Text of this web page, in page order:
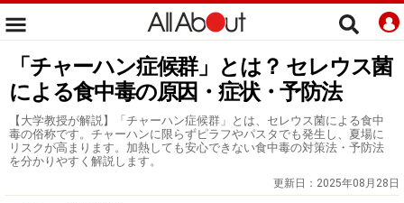
「チャーハン症候群」とは？ セレウス菌
による食中毒の原因・症状・予防法
【大学教授が解説】「チャーハン症候群」とは、セレウス菌による食中
毒の俗称です。チャーハンに限らずピラフやパスタでも発生し、夏場に
リスクが高まります。加熱しても安心できない食中毒の対策法・予防法
を分かりやすく解説します。
更新日： 2025年08月28日